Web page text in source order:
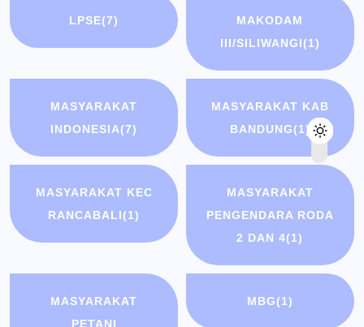
LPSE(7)
MAKODAM
III/SILIWANGI(1)
MASYARAKAT
INDONESIA(7)
MASYARAKAT KAB
BANDUNG(1)
MASYARAKAT KEC
RANCABALI(1)
MASYARAKAT
PENGENDARA RODA
2 DAN 4(1)
MASYARAKAT
PETANI
MBG(1)